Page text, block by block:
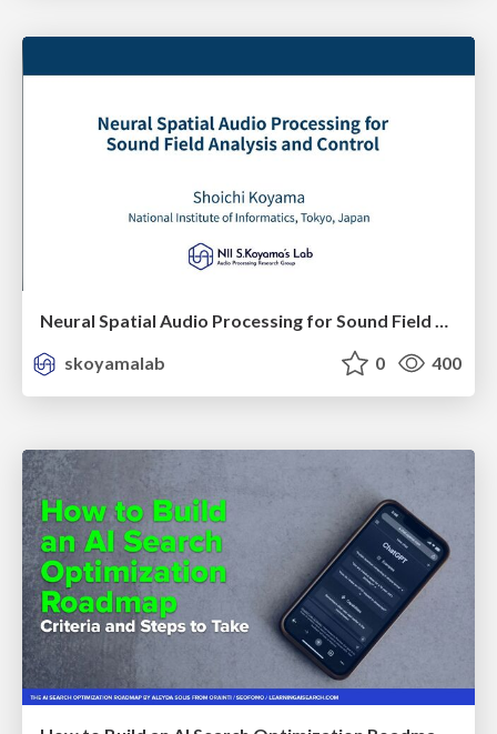
Neural Spatial Audio Processing for Sound Field Analysis and Control
skoyamalab
0 400